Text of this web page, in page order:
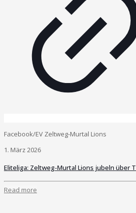
Facebook/EV Zeltweg-Murtal Lions
1. März 2026
Eliteliga: Zeltweg-Murtal Lions jubeln über
Read more